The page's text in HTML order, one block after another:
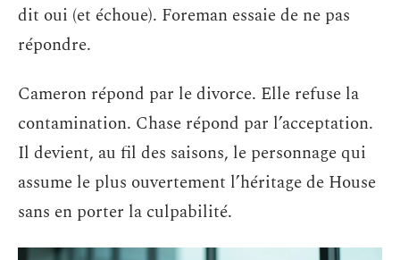
dit oui (et échoue). Foreman essaie de ne pas
répondre.
Cameron répond par le divorce. Elle refuse la
contamination. Chase répond par l’acceptation.
Il devient, au fil des saisons, le personnage qui
assume le plus ouvertement l’héritage de House
sans en porter la culpabilité.